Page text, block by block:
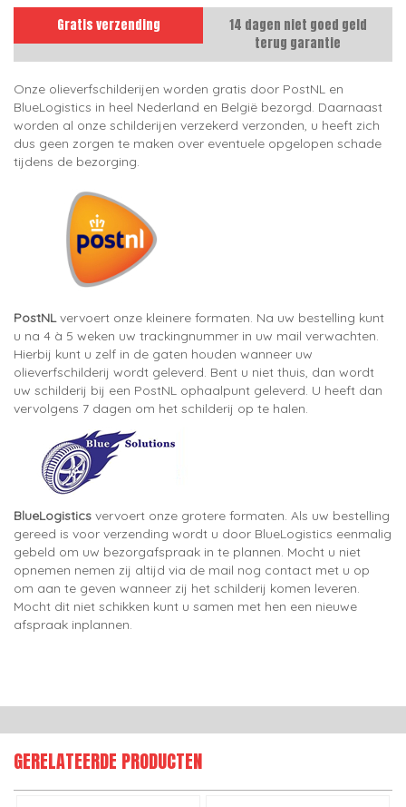
Gratis verzending
14 dagen niet goed geld
terug garantie
Onze olieverfschilderijen worden gratis door PostNL en
BlueLogistics in heel Nederland en België bezorgd. Daarnaast
worden al onze schilderijen verzekerd verzonden, u heeft zich
dus geen zorgen te maken over eventuele opgelopen schade
tijdens de bezorging.
PostNLvervoert onze kleinere formaten. Na uw bestelling kunt
u na 4 à 5 weken uw trackingnummer in uw mail verwachten.
Hierbij kunt u zelf in de gaten houden wanneer uw
olieverfschilderij wordt geleverd. Bent u niet thuis, dan wordt
uw schilderij bij een PostNL ophaalpunt geleverd. U heeft dan
vervolgens 7 dagen om het schilderij op te halen.
BlueLogistics vervoert onze grotere formaten. Als uw bestelling
gereed is voor verzending wordt u door BlueLogistics eenmalig
gebeld om uw bezorgafspraak in te plannen. Mocht u niet
opnemen nemen zij altijd via de mail nog contact met u op
om aan te geven wanneer zij het schilderij komen leveren.
Mocht dit niet schikken kunt u samen met hen een nieuwe
afspraak inplannen.
GERELATEERDE PRODUCTEN